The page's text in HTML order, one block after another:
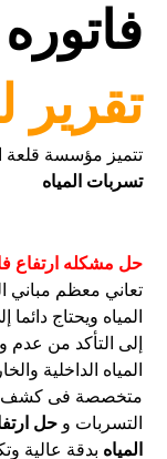
فاتوره
تقرير
تتميز مؤسسة قلعة
تسربات المياه
حل مشكله ارتفاع
تعاني معظم مباني
المياه ويحتاج دائما
إلى التأكد من
المياه الداخلية
متخصصة فى كشف
التسربات وحل
المياه بدقة عالية